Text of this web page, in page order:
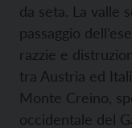
da seta. La valle
passaggio
razzie e
tra Austria ed
Monte Creino,
occidentale del